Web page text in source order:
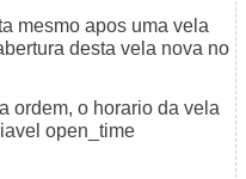
mesmo apos uma vela
desta vela nova no
ordem, o horario da vela
open_time